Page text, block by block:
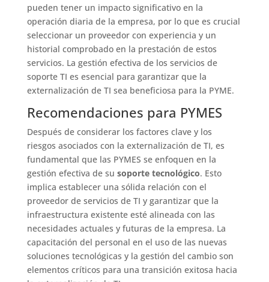
pueden tener un impacto significativo en la
operación diaria de la empresa, por lo que es crucial
seleccionar un proveedor con experiencia y un
historial comprobado en la prestación de estos
servicios. La gestión efectiva de los servicios de
soporte TI es esencial para garantizar que la
externalización de TI sea beneficiosa para la PYME.
Recomendaciones para PYMES
Después de considerar los factores clave y los
riesgos asociados con la externalización de TI, es
fundamental que las PYMES se enfoquen en la
gestión efectiva de su soporte tecnológico. Esto
implica establecer una sólida relación con el
proveedor de servicios de TI y garantizar que la
infraestructura existente esté alineada con las
necesidades actuales y futuras de la empresa. La
capacitación del personal en el uso de las nuevas
soluciones tecnológicas y la gestión del cambio son
elementos críticos para una transición exitosa hacia